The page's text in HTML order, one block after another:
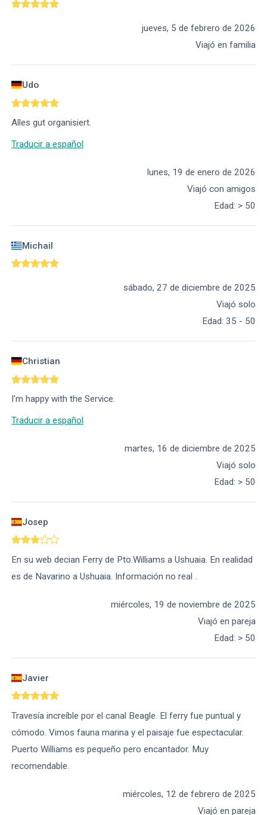
jueves, 5 de febrero de 2026
Viajó en familia
Udo
Alles gut organisiert.
Traducir a español
lunes, 19 de enero de 2026
Viajó con amigos
Edad: > 50
Michail
sábado, 27 de diciembre de 2025
Viajó solo
Edad: 35 - 50
Christian
I'm happy with the Service.
Traducir a español
martes, 16 de diciembre de 2025
Viajó solo
Edad: > 50
Josep
En su web decian Ferry de Pto.Williams a Ushuaia. En realidad
es de Navarino a Ushuaia. Información no real .
miércoles, 19 de noviembre de 2025
Viajó en pareja
Edad: > 50
Javier
Travesía increíble por el canal Beagle. El ferry fue puntual y
cómodo. Vimos fauna marina y el paisaje fue espectacular.
Puerto Williams es pequeño pero encantador. Muy
recomendable.
miércoles, 12 de febrero de 2025
Viajó en pareja